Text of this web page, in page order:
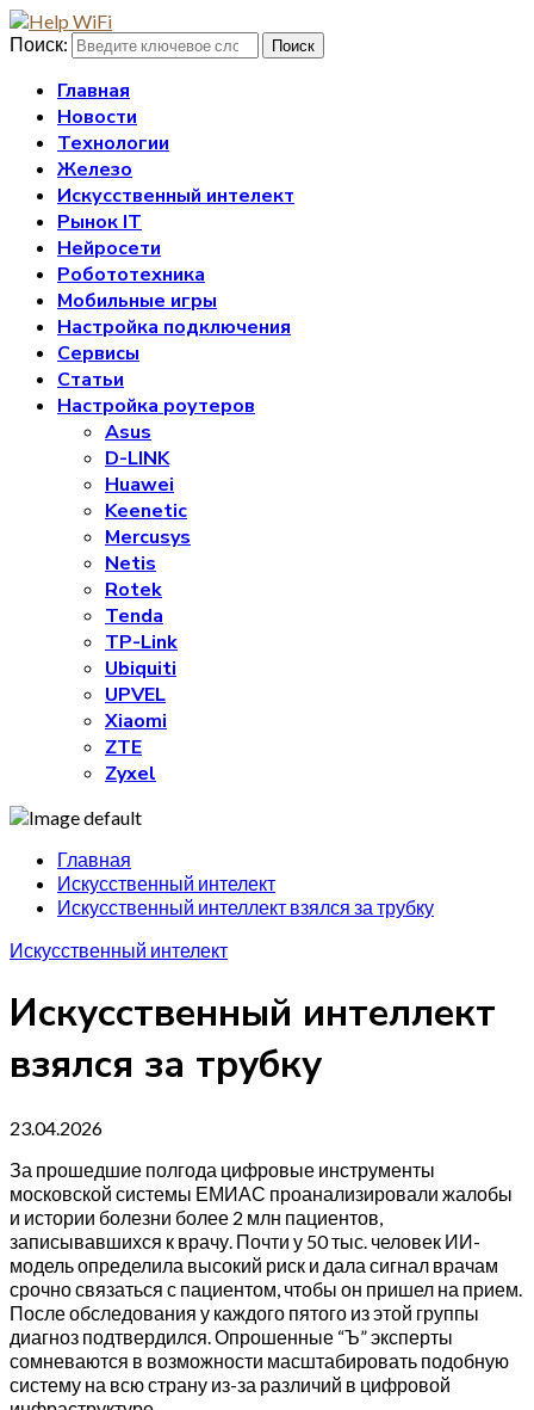
Поиск: Поиск
Главная
Новости
Технологии
Железо
Искусственный интелект
Рынок IT
Нейросети
Робототехника
Мобильные игры
Настройка подключения
Сервисы
Статьи
Настройка роутеров
Asus
D-LINK
Huawei
Keenetic
Mercusys
Netis
Rotek
Tenda
TP-Link
Ubiquiti
UPVEL
Xiaomi
ZTE
Zyxel
Главная
Искусственный интелект
Искусственный интеллект взялся за трубку
Искусственный интелект
Искусственный интеллект
взялся за трубку
23.04.2026
За прошедшие полгода цифровые инструменты
московской системы ЕМИАС проанализировали жалобы
и истории болезни более 2 млн пациентов,
записывавшихся к врачу. Почти у 50 тыс. человек ИИ-
модель определила высокий риск и дала сигнал врачам
срочно связаться с пациентом, чтобы он пришел на прием.
После обследования у каждого пятого из этой группы
диагноз подтвердился. Опрошенные “Ъ” эксперты
сомневаются в возможности масштабировать подобную
систему на всю страну из-за различий в цифровой